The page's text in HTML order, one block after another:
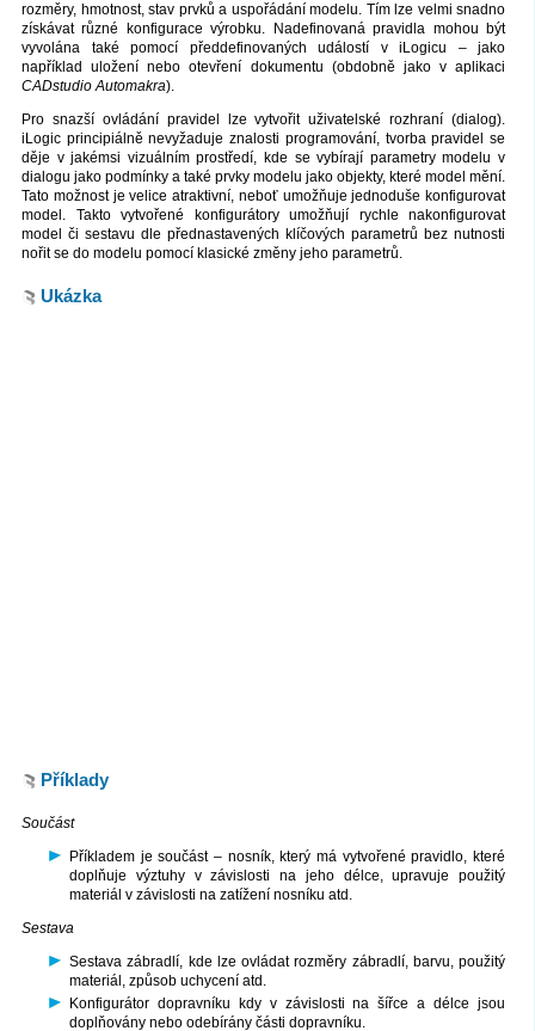
rozměry, hmotnost, stav prvků a uspořádání modelu. Tím lze velmi snadno
získávat různé konfigurace výrobku. Nadefinovaná pravidla mohou být
vyvolána také pomocí předdefinovaných událostí v iLogicu – jako
například uložení nebo otevření dokumentu (obdobně jako v aplikaci
CADstudio Automakra).
Pro snazší ovládání pravidel lze vytvořit uživatelské rozhraní (dialog).
iLogic principiálně nevyžaduje znalosti programování, tvorba pravidel se
děje v jakémsi vizuálním prostředí, kde se vybírají parametry modelu v
dialogu jako podmínky a také prvky modelu jako objekty, které model mění.
Tato možnost je velice atraktivní, neboť umožňuje jednoduše konfigurovat
model. Takto vytvořené konfigurátory umožňují rychle nakonfigurovat
model či sestavu dle přednastavených klíčových parametrů bez nutnosti
nořit se do modelu pomocí klasické změny jeho parametrů.
Ukázka
Příklady
Součást
Příkladem je součást – nosník, který má vytvořené pravidlo, které
doplňuje výztuhy v závislosti na jeho délce, upravuje použitý
materiál v závislosti na zatížení nosníku atd.
Sestava
Sestava zábradlí, kde lze ovládat rozměry zábradlí, barvu, použitý
materiál, způsob uchycení atd.
Konfigurátor dopravníku kdy v závislosti na šířce a délce jsou
doplňovány nebo odebírány části dopravníku.